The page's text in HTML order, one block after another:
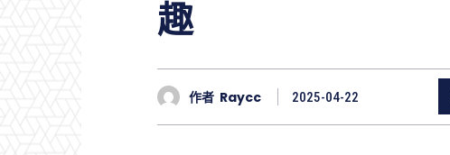
趣
作者 Raycc 2025-04-22